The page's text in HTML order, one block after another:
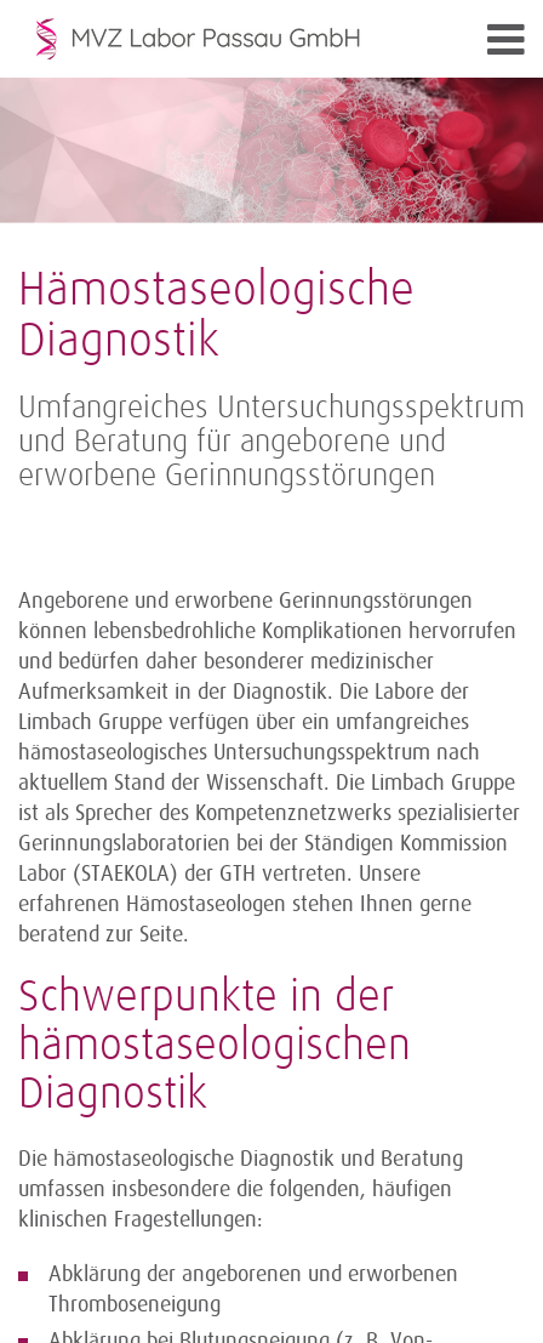
Hämostaseologische
Diagnostik
Umfangreiches Untersuchungsspektrum
und Beratung für angeborene und
erworbene Gerinnungsstörungen
Angeborene und erworbene Gerinnungsstörungen
können lebensbedrohliche Komplikationen hervorrufen
und bedürfen daher besonderer medizinischer
Aufmerksamkeit in der Diagnostik. Die Labore der
Limbach Gruppe verfügen über ein umfangreiches
hämostaseologisches Untersuchungsspektrum nach
aktuellem Stand der Wissenschaft. Die Limbach Gruppe
ist als Sprecher des Kompetenznetzwerks spezialisierter
Gerinnungslaboratorien bei der Ständigen Kommission
Labor (STAEKOLA) der GTH vertreten. Unsere
erfahrenen Hämostaseologen stehen Ihnen gerne
beratend zur Seite.
Schwerpunkte in der
hämostaseologischen
Diagnostik
Die hämostaseologische Diagnostik und Beratung
umfassen insbesondere die folgenden, häufigen
klinischen Fragestellungen:
Abklärung der angeborenen und erworbenen
Thromboseneigung